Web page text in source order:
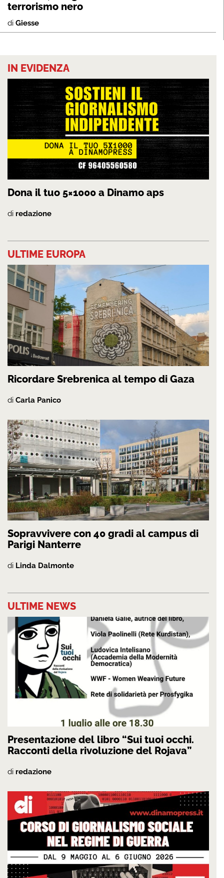
terrorismo nero
di Giesse
IN EVIDENZA
Dona il tuo 5×1000 a Dinamo aps
di redazione
ULTIME EUROPA
Ricordare Srebrenica al tempo di Gaza
di Carla Panico
Sopravvivere con 40 gradi al campus di
Parigi Nanterre
di Linda Dalmonte
ULTIME NEWS
Presentazione del libro “Sui tuoi occhi.
Racconti della rivoluzione del Rojava”
di redazione